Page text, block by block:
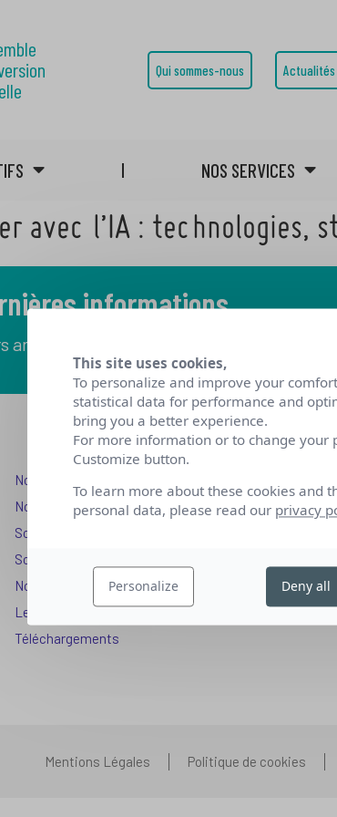
Qui sommes-nous Actualités
NOS SERVICES
avec l’IA : technologies,
informations
articles de notre blog
Nos dispositifs pour se reconvertir
Nos solutions aux entreprises
Solution Compétences IA
Solution Seniors+
Nos services aux organismes de formation
Les questions que vous vous posez
Téléchargements
Mentions Légales Politique de cookies
This site uses cookies,
To personalize and improve your
statistical data for performance and
bring you a better experience.
For more information or to change your
Customize button.
To learn more about these cookies and
personal data, please read our privacy
Personalize Deny all